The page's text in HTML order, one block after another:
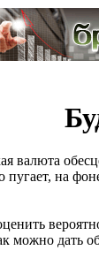
валюта
на
можно